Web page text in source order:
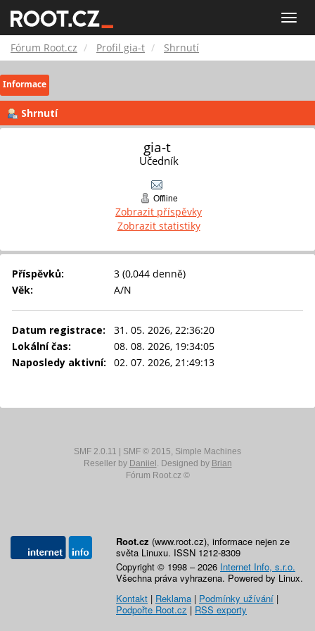
Toggle
Root.cz
Fórum Root.cz Profil gia-t Shrnutí
Informace
Shrnutí
gia-t
Učedník
Offline
Zobrazit příspěvky
Zobrazit statistiky
Příspěvků:
3 (0,044 denně)
Věk:
A/N
Datum registrace:
31. 05. 2026, 22:36:20
Lokální čas:
08. 08. 2026, 19:34:05
Naposledy aktivní:
02. 07. 2026, 21:49:13
SMF 2.0.11 SMF © 2015, Simple Machines
Reseller by Daniiel . Designed by Brian
Fórum Root.cz ©
Root.cz (www.root.cz), informace nejen ze
světa Linuxu. ISSN 1212-8309
Copyright © 1998 – 2026 Internet Info, s.r.o.
Všechna práva vyhrazena. Powered by Linux.
Kontakt | Reklama | Podmínky užívání |
Podpořte Root.cz | RSS exporty